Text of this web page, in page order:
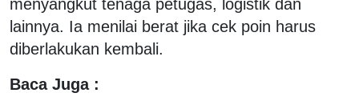
menyangkut tenaga petugas, logistik dan
lainnya. Ia menilai berat jika cek poin harus
diberlakukan kembali.
Baca Juga :